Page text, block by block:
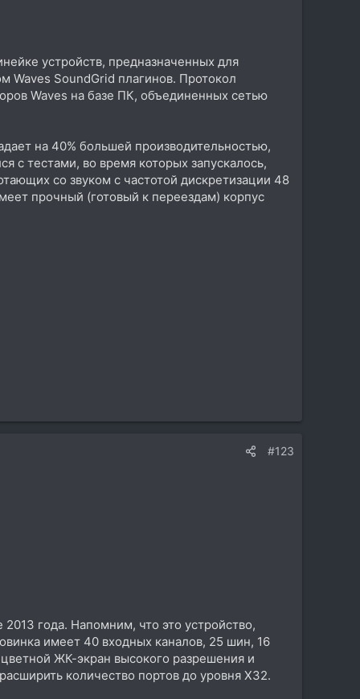
устройств, предназначенных для
Waves SoundGrid плагинов. Протокол
Waves на базе ПК, объединенных сетью
на 40% большей производительностью,
с тестами, во время которых запускалось,
со звуком с частотой дискретизации 48
прочный (готовый к переездам) корпус
#123
года. Напомним, что это устройство,
имеет 40 входных каналов, 25 шин, 16
ЖК-экран высокого разрешения и
количество портов до уровня X32.